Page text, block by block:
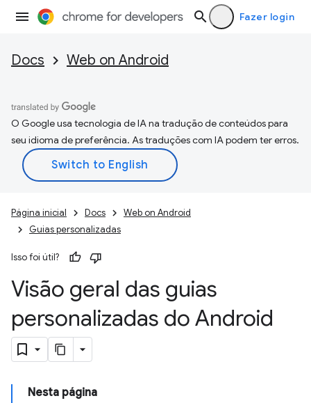
Fazer login
Docs Web on Android
O Google usa tecnologia de IA na tradução de conteúdos para
seu idioma de preferência. As traduções com IA podem ter erros.
Página inicial Docs
Web on Android
Guias personalizadas
Isso foi útil?
Visão geral das guias
personalizadas do Android
Nesta página